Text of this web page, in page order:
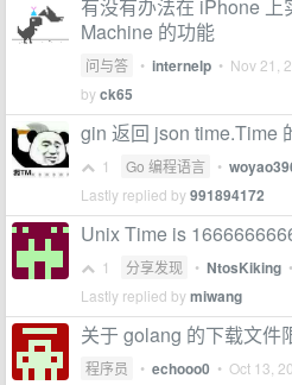
有没有办法在 iPhone 上
Machine 的功能
问与答 • internelp • Nov 21,
byck65
gin 返回 json time.Time
1 Go 编程语言 •
Lastly replied by991894172
Unix Time is
1 分享发现 • NtosKiking •
Lastly replied bymiwang
关于 golang 的下载文件
程序员 • echooo0 • Oct 13,